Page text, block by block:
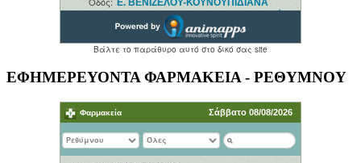
ΕΦΗΜΕΡΕΥΟΝΤΑ ΦΑΡΜΑΚΕΙΑ - ΡΕΘΥΜΝΟΥ